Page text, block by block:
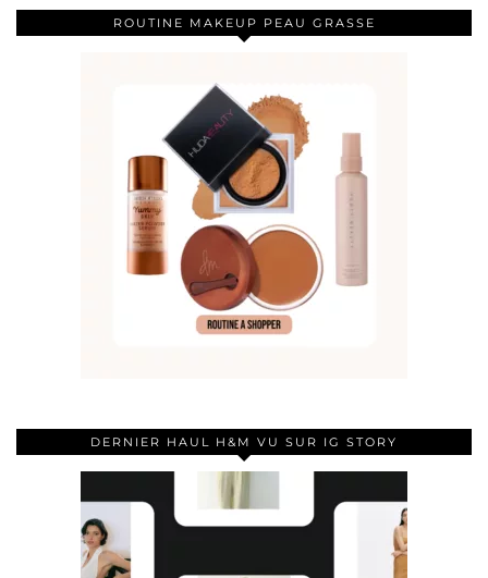
ROUTINE MAKEUP PEAU GRASSE
DERNIER HAUL H&M VU SUR IG STORY